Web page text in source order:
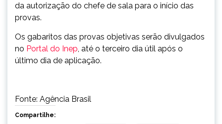
da autorização do chefe de sala para o início das
provas.
Os gabaritos das provas objetivas serão divulgados
no Portal do Inep , até o terceiro dia útil após o
último dia de aplicação.
Fonte: Agência Brasil
Compartilhe: